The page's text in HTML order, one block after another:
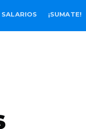
SALARIOS ¡SUMATE!